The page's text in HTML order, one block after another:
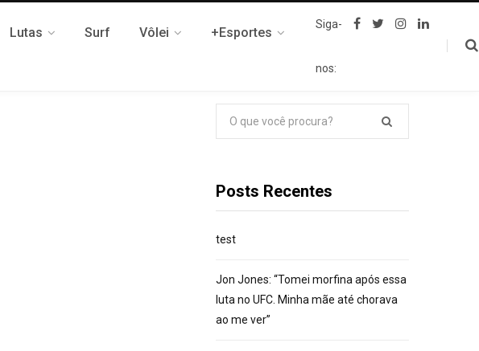
Lutas Surf Vôlei +Esportes
Siga-
nos:
F
I
L
Pesquisar
por:
Posts Recentes
test
Jon Jones: “Tomei morfina após essa
luta no UFC. Minha mãe até chorava
ao me ver”